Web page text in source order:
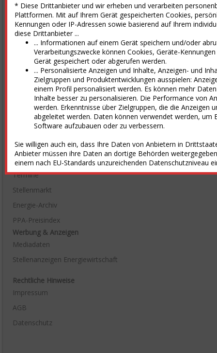
* Diese Drittanbieter und wir erheben und verarbeiten
Plattformen. Mit auf Ihrem Gerät gespeicherten Cookies,
Kennungen oder IP-Adressen sowie basierend auf Ihrem
diese Drittanbieter ...
... Informationen auf einem Gerät speichern und/oder
Verarbeitungszwecke können Cookies, Geräte-
Gerät gespeichert oder abgerufen werden.
... Personalisierte Anzeigen und Inhalte, Anzeigen- und
Zielgruppen und Produktentwicklungen ausspielen:
einem Profil personalisiert werden. Es können mehr
Inhalte besser zu personalisieren. Die Performance von
werden. Erkenntnisse über Zielgruppen, die die Anzeigen
abgeleitet werden. Daten können verwendet werden, um
Software aufzubauen oder zu verbessern.
Sie willigen auch ein, dass Ihre Daten von Anbietern in
Anbieter müssen ihre Daten an dortige Behörden
einem nach EU-Standards unzureichenden Datenschutzniveau
E&M TV
E&M PODCAST
ePaper-Registrierung
Unternehmen
Über uns
Kontakt
Anfahrt
Partner
Ansprechpartner
Informationen
Branchenverzeichnis
Termine
Stellenmarkt
Energie-Archiv
PPA-Preisindex
Werbung & Anzeigen
Mediadaten
Stellenanzeigen Energiewirtschaft
Rechtliche Hinweise
Impressum
AGB
Datenschutz